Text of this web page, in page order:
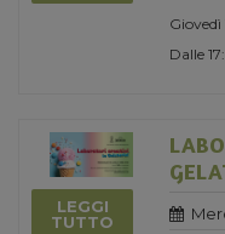
Giovedì
Dalle
LEGGI
TUTTO